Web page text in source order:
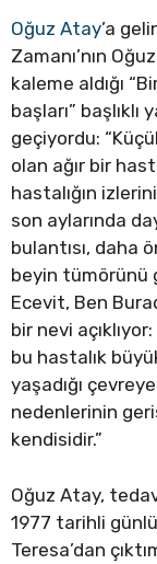
Oğuz Atay’a
Zamanı’nın
kaleme aldığı
başları” başlıklı
geçiyordu:
olan ağır bir
hastalığın
son aylarında
bulantısı, daha
beyin tümörünü
Ecevit, Ben
bir nevi
bu hastalık
yaşadığı
nedenlerinin
kendisidir.”
Oğuz Atay,
1977 tarihli
Teresa’dan